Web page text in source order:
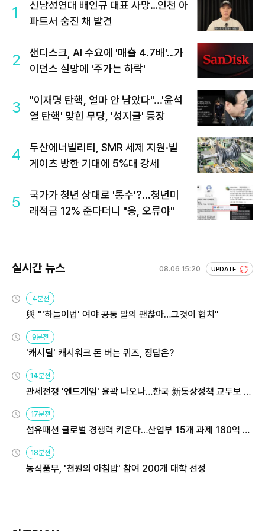
1
신남성연대 배인규 대표 사망…인천 아
파트서 숨진 채 발견
2
샌디스크, AI 수요에 '매출 4.7배'…가
이던스 실망에 '주가는 하락'
3
"이재명 탄핵, 얼마 안 남았다"...'윤석
열 탄핵' 맞힌 무당, '성지글' 등장
4
두산에너빌리티, SMR 세제 지원·빌
게이츠 방한 기대에 5%대 강세
5
국가가 청년 상대로 '통수'?...청년미
래적금 12% 준다더니 "응, 오류야"
실시간 뉴스 08.06 15:20 UPDATE
4분전
與 "'하늘이법' 여야 공동 발의 괜찮아…그것이 협치"
9분전
'캐시딜' 캐시워크 돈 버는 퀴즈, 정답은?
14분전
관세전쟁 '엔드게임' 윤곽 나오나…한국 新통상정책 교두보 활
17분전
섬유패션 글로벌 경쟁력 키운다…산업부 15개 과제 180억 지
18분전
농식품부, '천원의 아침밥' 참여 200개 대학 선정